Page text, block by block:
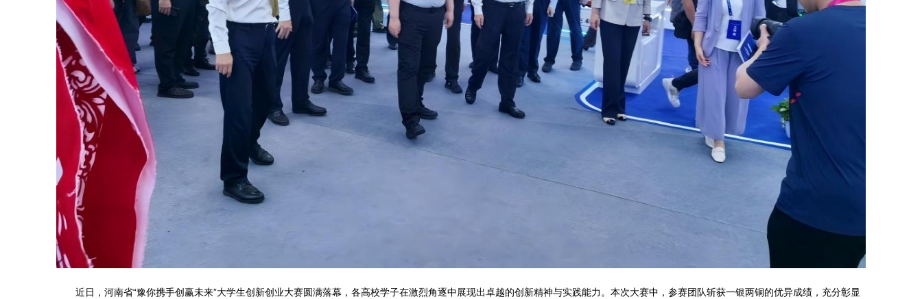
近日，河南省“豫你携手创赢未来”大学生创新创业大赛圆满落幕，各高校学子在激烈角逐中展现出卓越的创新精神与实践能力。本次大赛中，参赛团队斩获一银两铜的优异成绩，充分彰显